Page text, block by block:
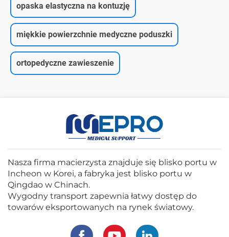
opaska elastyczna na kontuzję
miękkie powierzchnie medyczne poduszki
ortopedyczne zawieszenie
Nasza firma macierzysta znajduje się blisko portu w
Incheon w Korei, a fabryka jest blisko portu w
Qingdao w Chinach.
Wygodny transport zapewnia łatwy dostęp do
towarów eksportowanych na rynek światowy.